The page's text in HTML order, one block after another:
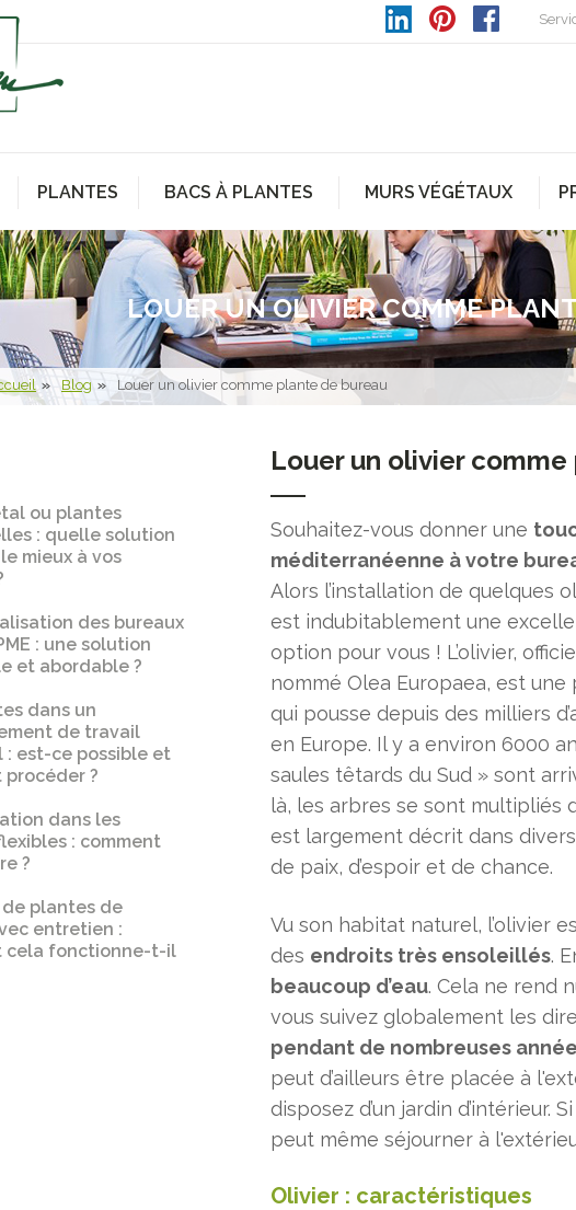
PLANTES BACS À PLANTES MURS VÉGÉTAUX
LOUER UN OLIVIER COMME
Blog Louer un olivier comme plante de bureau
Louer un olivier
Souhaitez-vous donner une
méditerranéenne à votre
Alors l’installation de quelques
est indubitablement une
option pour vous ! L’olivier,
nommé Olea Europaea, est une
qui pousse depuis des milliers
en Europe. Il y a environ 6000
saules têtards du Sud » sont
là, les arbres se sont multipliés
est largement décrit dans
de paix, d’espoir et de chance.
Vu son habitat naturel, l’olivier
des endroits très ensoleillés.
beaucoup d’eau. Cela ne rend
vous suivez globalement les
pendant de nombreuses
peut d’ailleurs être placée à
disposez d’un jardin d’intérieur.
peut même séjourner à
Olivier : caractéristiques
ou plantes
: quelle solution
mieux à vos
des bureaux
: une solution
et abordable ?
dans un
de travail
: est-ce possible et
procéder ?
dans les
: comment
?
plantes de
entretien :
cela fonctionne-t-il